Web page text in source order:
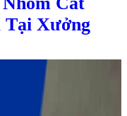
Tại Xưởng